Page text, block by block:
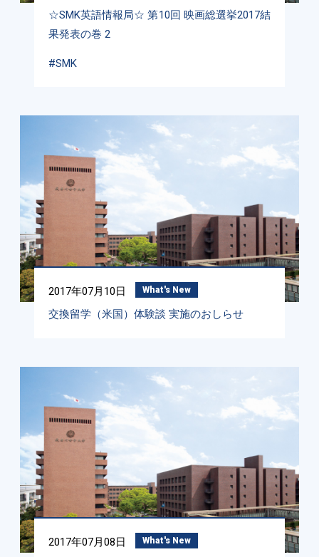
☆SMK英語情報局☆ 第10回 映画総選挙2017結
果発表の巻 2
#SMK
2017年07月10日 What's New
交換留学（米国）体験談 実施のおしらせ
2017年07月08日 What's New